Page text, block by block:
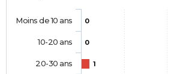
0
0
1
Moins de 10 ans
10-20 ans
20-30 ans